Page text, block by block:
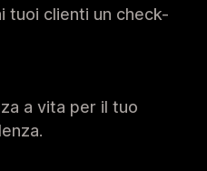
tuoi clienti un check-
a vita per il tuo